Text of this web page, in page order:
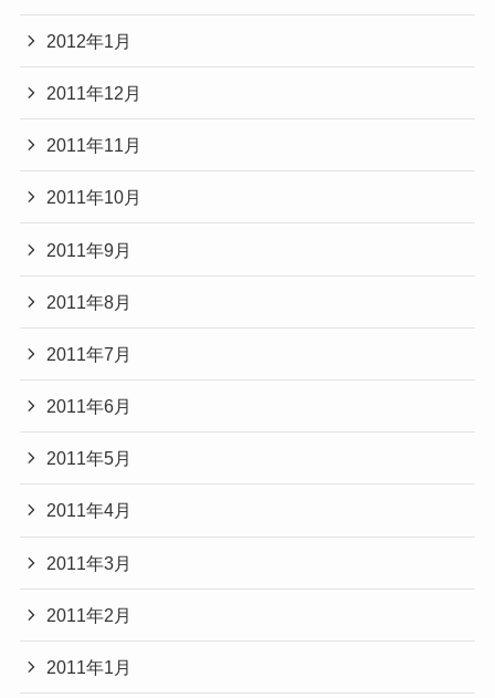
2012年1月
2011年12月
2011年11月
2011年10月
2011年9月
2011年8月
2011年7月
2011年6月
2011年5月
2011年4月
2011年3月
2011年2月
2011年1月